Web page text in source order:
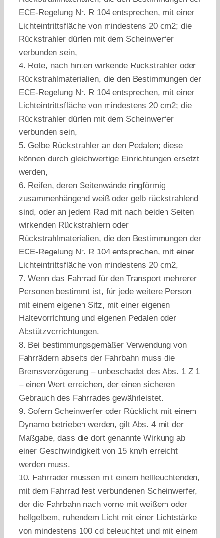
ECE-Regelung Nr. R 104 entsprechen, mit einer
Lichteintrittsfläche von mindestens 20 cm2; die
Rückstrahler dürfen mit dem Scheinwerfer
verbunden sein,
4. Rote, nach hinten wirkende Rückstrahler oder
Rückstrahlmaterialien, die den Bestimmungen der
ECE-Regelung Nr. R 104 entsprechen, mit einer
Lichteintrittsfläche von mindestens 20 cm2; die
Rückstrahler dürfen mit dem Scheinwerfer
verbunden sein,
5. Gelbe Rückstrahler an den Pedalen; diese
können durch gleichwertige Einrichtungen ersetzt
werden,
6. Reifen, deren Seitenwände ringförmig
zusammenhängend weiß oder gelb rückstrahlend
sind, oder an jedem Rad mit nach beiden Seiten
wirkenden Rückstrahlern oder
Rückstrahlmaterialien, die den Bestimmungen der
ECE-Regelung Nr. R 104 entsprechen, mit einer
Lichteintrittsfläche von mindestens 20 cm2,
7. Wenn das Fahrrad für den Transport mehrerer
Personen bestimmt ist, für jede weitere Person
mit einem eigenen Sitz, mit einer eigenen
Haltevorrichtung und eigenen Pedalen oder
Abstützvorrichtungen.
8. Bei bestimmungsgemäßer Verwendung von
Fahrrädern abseits der Fahrbahn muss die
Bremsverzögerung – unbeschadet des Abs. 1 Z 1
– einen Wert erreichen, der einen sicheren
Gebrauch des Fahrrades gewährleistet.
9. Sofern Scheinwerfer oder Rücklicht mit einem
Dynamo betrieben werden, gilt Abs. 4 mit der
Maßgabe, dass die dort genannte Wirkung ab
einer Geschwindigkeit von 15 km/h erreicht
werden muss.
10. Fahrräder müssen mit einem hellleuchtenden,
mit dem Fahrrad fest verbundenen Scheinwerfer,
der die Fahrbahn nach vorne mit weißem oder
hellgelbem, ruhendem Licht mit einer Lichtstärke
von mindestens 100 cd beleuchtet und mit einem